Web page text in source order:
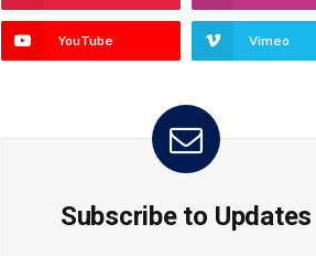
YouTube Vimeo
Subscribe to Updates